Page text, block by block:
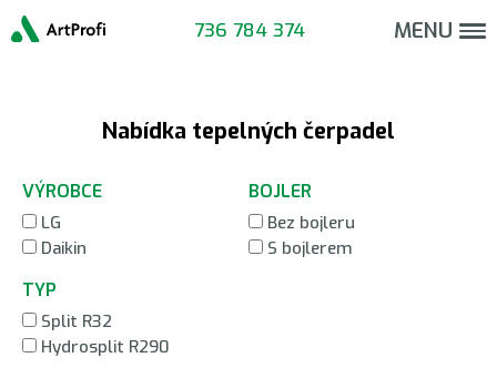
736 784 374 MENU
Nabídka tepelných čerpadel
VÝROBCE
LG
Daikin
BOJLER
Bez bojleru
S bojlerem
TYP
Split R32
Hydrosplit R290